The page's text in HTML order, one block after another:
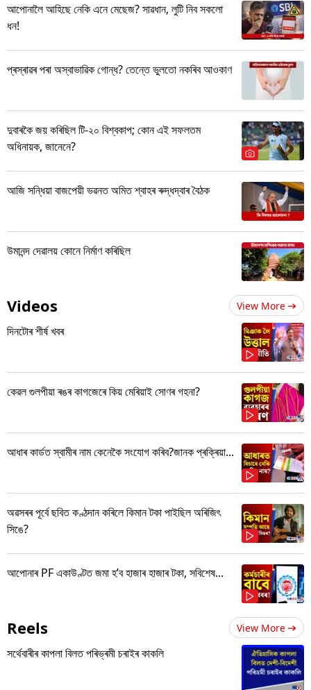
আপোনালৈ আহিছে নেকি এনে মেছেজ? সাৱধান, লুটি নিব সকলো
ধন!
প্ৰস্ৰাৱৰ পৰা অস্বাভাৱিক গোন্ধ? তেন্তে ভুলতো নকৰিব আওকাণ
দুবাৰকৈ জয় কৰিছিল টি-২০ বিশ্বকাপ; কোন এই সফলতম
অধিনায়ক, জানেনে?
আজি সন্ধিয়া বাজপেয়ী ভৱনত অমিত শ্বাহৰ ৰুদ্ধদ্বাৰ বৈঠক
উমানন্দ দেৱালয় কোনে নিৰ্মাণ কৰিছিল
Videos View More
দিনটোৰ শীৰ্ষ খবৰ
কেৱল গুলপীয়া ৰঙৰ কাগজেৰে কিয় মেৰিয়াই সোণৰ গহনা?
আধাৰ কাৰ্ডত স্বামীৰ নাম কেনেকৈ সংযোগ কৰিব?জানক প্ৰক্ৰিয়া...
অৱসৰৰ পূৰ্বে ছবিত কণ্ঠদান কৰিলে কিমান টকা পাইছিল অৰিজিৎ
সিঙে?
আপোনাৰ PF একাউণ্টত জমা হ’ব হাজাৰ হাজাৰ টকা, সবিশেষ...
Reels View More
সৰ্থেবাৰীৰ কাপলা বিলত পৰিভ্ৰমী চৰাইৰ কাকলি